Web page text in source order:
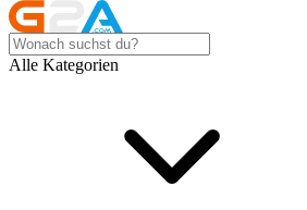
Alle Kategorien